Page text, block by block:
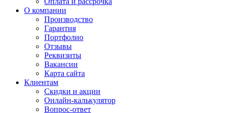
О компании
Производство
Гарантия
Портфолио
Отзывы
Реквизиты
Вакансии
Карта сайта
Клиентам
Скидки и акции
Онлайн-калькулятор
Вопрос-ответ